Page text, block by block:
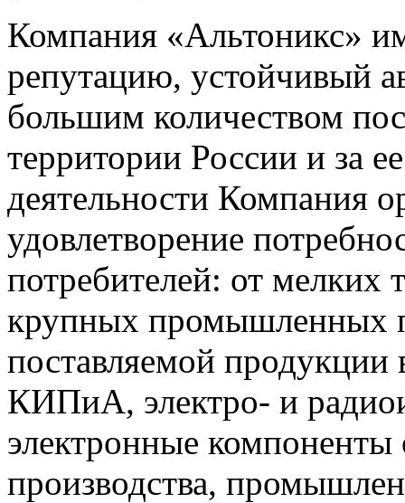
Компания «Альтоникс»
репутацию, устойчивый
большим количеством
территории России и за
деятельности Компания
удовлетворение
потребителей: от мелких
крупных промышленных
поставляемой продукции
КИПиА, электро- и
электронные компоненты
производства,